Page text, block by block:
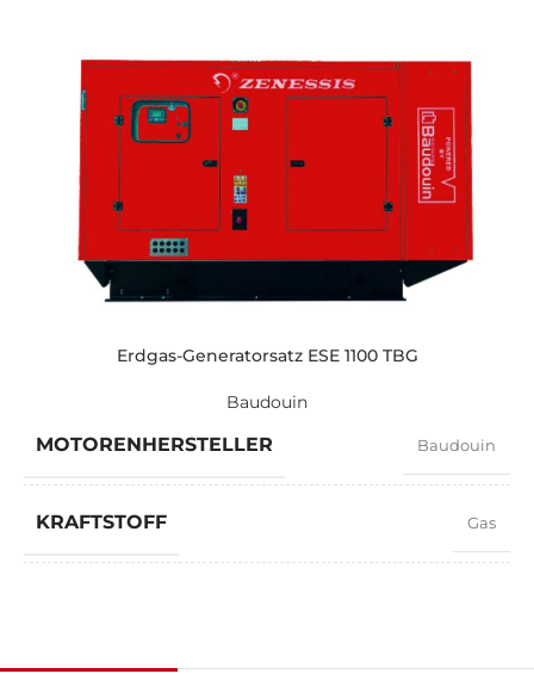
STROMSTÄRKE 169,65
STANDARDSPANNUNG 400 / 230 V
LEISTUNG (KVA) 130 / 117
Erdgas-Generatorsatz ESE 1100 TBG
Baudouin
MOTORENHERSTELLER Baudouin
KRAFTSTOFF Gas